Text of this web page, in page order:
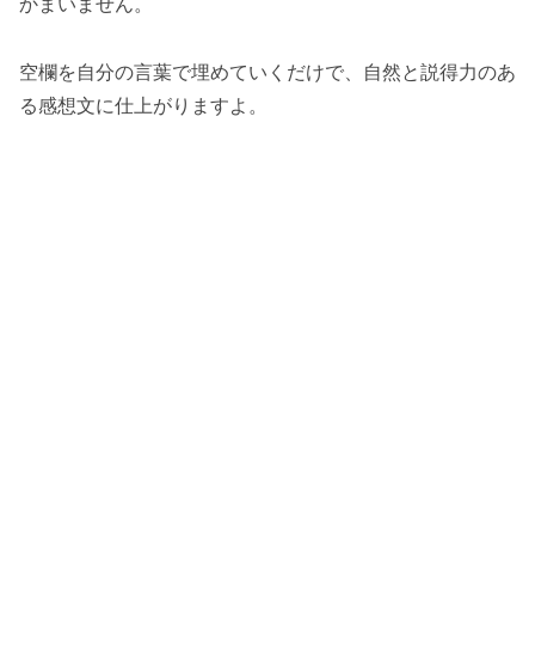
空欄を自分の言葉で埋めていくだけで、自然と説得力のあ
る感想文に仕上がりますよ。